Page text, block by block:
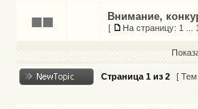
Внимание,
[ На страницу: 1
Страница 1 из 2 [